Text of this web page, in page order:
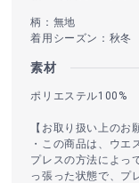
柄：無地
着用シーズン：秋冬
素材
ポリエステル100%
【お取り扱い上のお
・この商品は、ウエ
プレスの方法によっ
っ張った状態で、プ